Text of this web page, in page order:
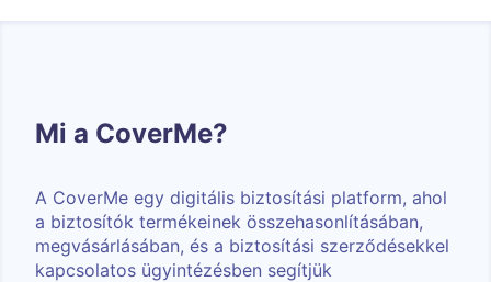
Mi a CoverMe?
A CoverMe egy digitális biztosítási platform, ahol
a biztosítók termékeinek összehasonlításában,
megvásárlásában, és a biztosítási szerződésekkel
kapcsolatos ügyintézésben segítjük